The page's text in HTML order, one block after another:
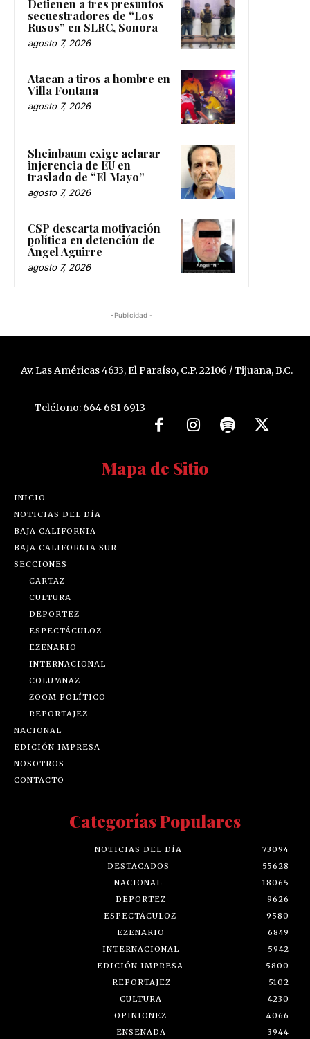
Detienen a tres presuntos
secuestradores de “Los
Rusos” en SLRC, Sonora
agosto 7, 2026
Atacan a tiros a hombre en
Villa Fontana
agosto 7, 2026
Sheinbaum exige aclarar
injerencia de EU en
traslado de “El Mayo”
agosto 7, 2026
CSP descarta motivación
política en detención de
Ángel Aguirre
agosto 7, 2026
-Publicidad -
Av. Las Américas 4633, El Paraíso, C.P. 22106 / Tijuana, B.C.
Teléfono: 664 681 6913
Mapa de Sitio
INICIO
NOTICIAS DEL DÍA
BAJA CALIFORNIA
BAJA CALIFORNIA SUR
SECCIONES
CARTAZ
CULTURA
DEPORTEZ
ESPECTÁCULOZ
EZENARIO
INTERNACIONAL
COLUMNAZ
ZOOM POLÍTICO
REPORTAJEZ
NACIONAL
EDICIÓN IMPRESA
NOSOTROS
CONTACTO
Categorías Populares
NOTICIAS DEL DÍA
73094
DESTACADOS
55628
NACIONAL
18065
DEPORTEZ
9626
ESPECTÁCULOZ
9580
EZENARIO
6849
INTERNACIONAL
5942
EDICIÓN IMPRESA
5800
REPORTAJEZ
5102
CULTURA
4230
OPINIONEZ
4066
ENSENADA
3944